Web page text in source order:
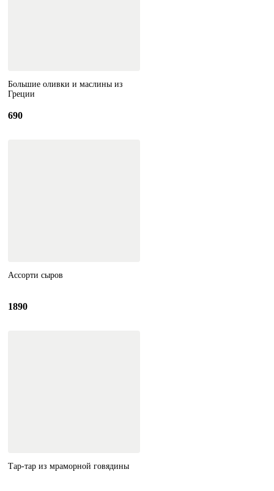
Большие оливки и маслины из
Греции
690
Ассорти сыров
1890
Тар-тар из мраморной говядины